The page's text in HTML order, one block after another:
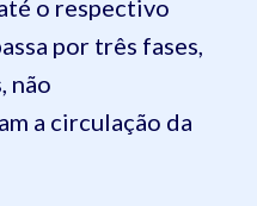
o respectivo
por três fases,
não
a circulação da